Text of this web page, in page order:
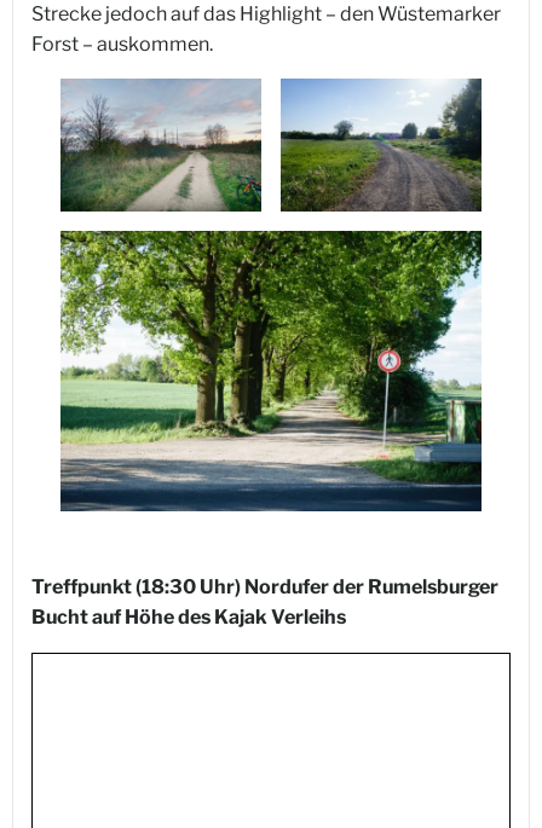
Strecke jedoch auf das Highlight – den Wüstemarker
Forst – auskommen.
Treffpunkt (18:30 Uhr) Nordufer der Rumelsburger
Bucht auf Höhe des Kajak Verleihs